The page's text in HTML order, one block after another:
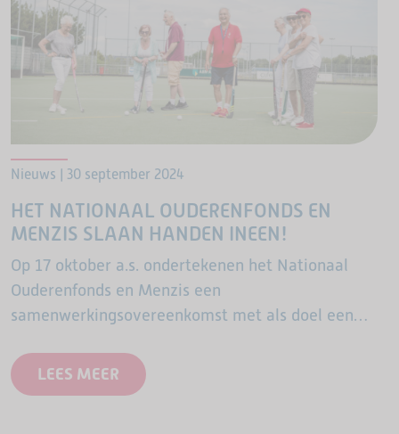
Nieuws | 30 september 2024
HET NATIONAAL OUDERENFONDS EN
MENZIS SLAAN HANDEN INEEN!
Op 17 oktober a.s. ondertekenen het Nationaal
Ouderenfonds en Menzis een
samenwerkingsovereenkomst met als doel een
senioren.
LEES MEER